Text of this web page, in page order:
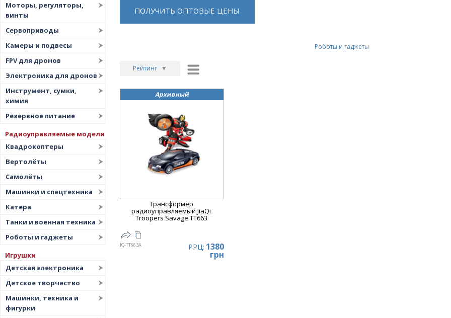
Моторы, регуляторы,
винты
Сервоприводы
Камеры и подвесы
FPV для дронов
Электроника для дронов
Инструмент, сумки,
химия
Резервное питание
Радиоуправляемые модели
Квадрокоптеры
Вертолёты
Самолёты
Машинки и спецтехника
Катера
Танки и военная техника
Роботы и гаджеты
Игрушки
Детская электроника
Детское творчество
Машинки, техника и
фигурки
ПОЛУЧИТЬ ОПТОВЫЕ ЦЕНЫ
Роботы и гаджеты
Рейтинг ▼
Дата ▲
Дата ▼
Цена ▲
▼
Архивный
Трансформер
радиоуправляемый JiaQi
Troopers Savage TT663
JQ-TT663A РРЦ: 1380
грн